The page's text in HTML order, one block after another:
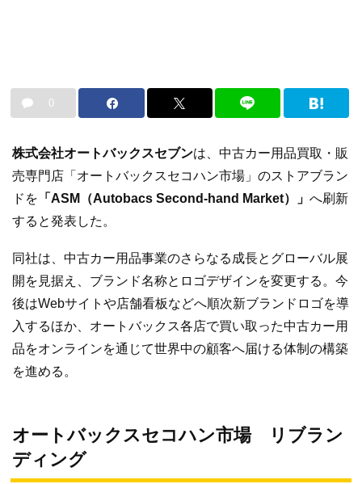
0
株式会社オートバックスセブンは、中古カー用品買取・販
売専門店「オートバックスセコハン市場」のストアブラン
ドを 「ASM（Autobacs Second-hand Market）」 へ刷新
すると発表した。
同社は、中古カー用品事業のさらなる成長とグローバル展
開を見据え、ブランド名称とロゴデザインを変更する。今
後はWebサイトや店舗看板などへ順次新ブランドロゴを導
入するほか、オートバックス各店で買い取った中古カー用
品をオンラインを通じて世界中の顧客へ届ける体制の構築
を進める。
オートバックスセコハン市場 リブラン
ディング